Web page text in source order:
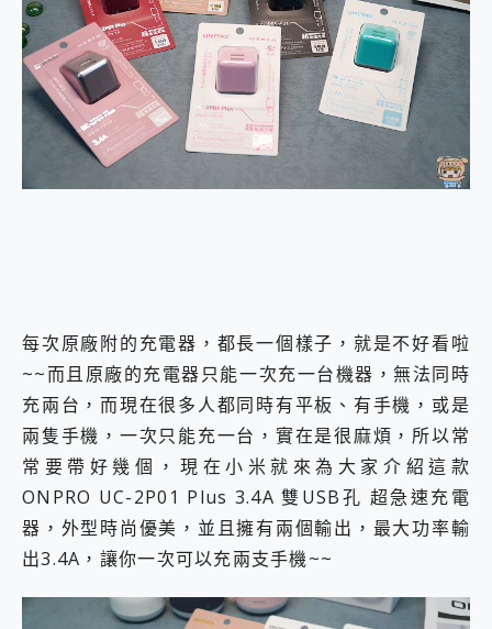
小朋友才做選擇 投影機 RGB藍牙音響 氛圍情境燈 我通通都要！ Starfish 2 幻彩膠囊投影機｜結合「 智慧投影 & 煥彩流動 」的沈浸式生活新體驗
外型超吸晴~ 給您絕佳操控體驗 GravaStar Mercury K1 系列 異星機械鍵盤與 Mercury X 系列 輕量無線電競滑鼠 開箱 評測
開箱~變身「蜘蛛人」椅子軍師！MSI MPG 491CQP QD-OLED 超寬曲面電競螢幕，多工辦公、爽度滿滿的終極桌面體驗
DJI Osmo Pocket 3 爽爽帶回家 歡慶 EaseUS 21 週年到來，「Slogan 海報徵稿活動」好康大放送
小巧好吸不擋鏡頭 有Qi2認證的 ONPRO MagReact MXs2 5000mAh薄型磁吸無線急速行動電源 開箱 評測
會走動的冷暖氣 SONY REON POCKET PRO 穿戴式智慧冷暖調溫裝置 開箱 評測
您的專屬AI 助手 Yoga Slim 7 Aura Edition 觸控AI筆電 開箱 評測
realme 14 Pro 超硬軍規、冰感變色實測，realme 14 5G 遊戲戰鬥值爆表，效能x娛樂全都要！
iPhone、Apple Watch、AirPods耳機 三個設備充電一起搞定 ONPRO MagReact™ M3 3 in 1可攜摺疊無線充電器 開箱 評測
好玩好拍 vivo V50 ~ 口袋裡的 Zeiss 潮流攝影棚!
25種洗烘模式一機搞定! Roborock 衣莉莎白 H1 Neo分子篩洗脫烘 AI 滾筒洗衣機
給 MSI Claw 系列電競掌機 最完美的家 MSI Nest Docking Station 掌機專屬擴充底座 開箱 評測
B&O 精品級音響! Home+ 中嘉寬頻 SoundBox 劇院串流盒 開箱 評測
2億 APO蔡司長焦神機降臨~ vivo X200 Pro、vivo X200 就是這麼好拍
EaseUS Vocal Remover 免費線上去聲器一鍵去除人聲 人聲 音樂分離 2024 消除人聲推薦
3 個超值 MHN 飛人工具分享~~ iToolab AnyGo 魔物獵人 Now飛人 ios教學 不出門也可以到處走
Locawhere AnyTo 寶可夢飛人 AnyTo 不出門也可以飛遍全世界
每次原廠附的充電器，都長一個樣子，就是不好看啦
~~而且原廠的充電器只能一次充一台機器，無法同時
充兩台，而現在很多人都同時有平板、有手機，或是
兩隻手機，一次只能充一台，實在是很麻煩，所以常
常要帶好幾個，現在小米就來為大家介紹這款
ONPRO UC-2P01 Plus 3.4A 雙USB孔 超急速充電
器，外型時尚優美，並且擁有兩個輸出，最大功率輸
出3.4A，讓你一次可以充兩支手機~~